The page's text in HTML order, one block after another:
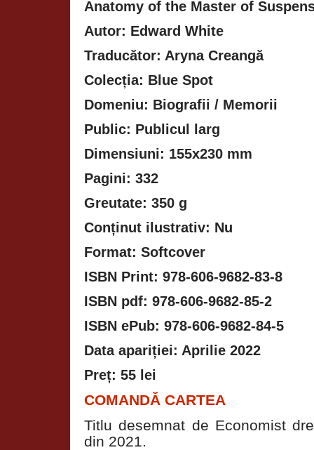
Anatomy of the Master of
Autor: Edward White
Traducător: Aryna Creangă
Colecția: Blue Spot
Domeniu: Biografii / Memorii
Public: Publicul larg
Dimensiuni: 155x230 mm
Pagini: 332
Greutate: 350 g
Conținut ilustrativ: Nu
Format: Softcover
ISBN Print: 978-606-9682-83-8
ISBN pdf: 978-606-9682-85-2
ISBN ePub: 978-606-9682-84-5
Data apariției:
Preț: 55 lei
COMANDĂ CARTEA
Titlu desemnat de Economist
din 2021.